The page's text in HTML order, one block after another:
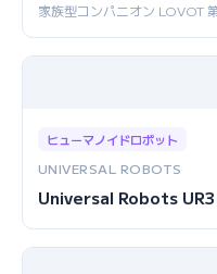
家族型コンパニオン LOVOT
ヒューマノイドロボット
UNIVERSAL ROBOTS
Universal Robots